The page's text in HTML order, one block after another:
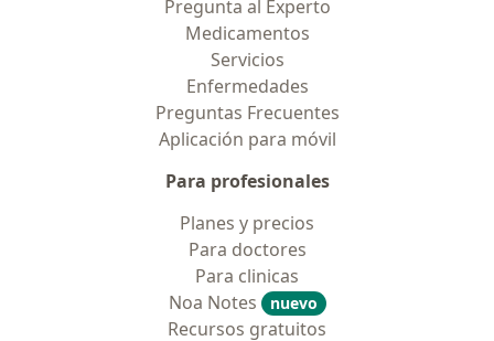
Pregunta al Experto
Medicamentos
Servicios
Enfermedades
Preguntas Frecuentes
Aplicación para móvil
Para profesionales
Planes y precios
Para doctores
Para clinicas
Noa Notes
nuevo
Recursos gratuitos